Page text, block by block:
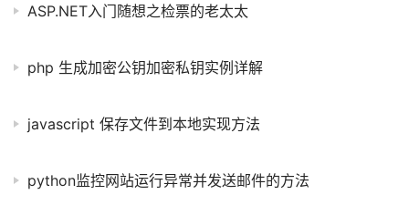
ASP.NET入门随想之检票的老太太
php 生成加密公钥加密私钥实例详解
javascript 保存文件到本地实现方法
python监控网站运行异常并发送邮件的方法